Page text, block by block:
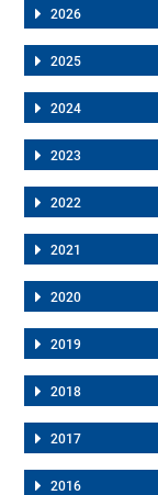
2026
2025
2024
2023
2022
2021
2020
2019
2018
2017
2016